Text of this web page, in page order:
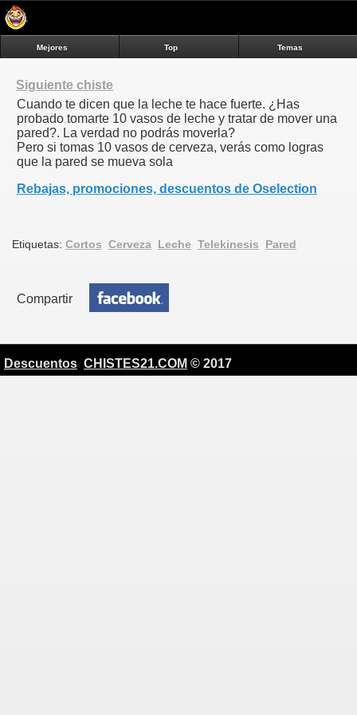
Mejores Top Temas
Siguiente chiste
Cuando te dicen que la leche te hace fuerte. ¿Has
probado tomarte 10 vasos de leche y tratar de mover una
pared?. La verdad no podrás moverla?
Pero si tomas 10 vasos de cerveza, verás como logras
que la pared se mueva sola
Rebajas, promociones, descuentos de Oselection
Etiquetas: Cortos Cerveza Leche Telekinesis Pared
Compartir
Descuentos CHISTES21.COM © 2017